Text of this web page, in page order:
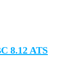
8.12 ATS